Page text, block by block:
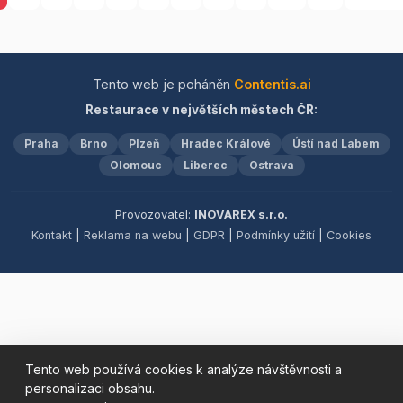
Tento web používá cookies k analýze návštěvnosti a
personalizaci obsahu.
chvíle strávené s blízkými.
přátelské a útulné
návštěvu!
Tento web je poháněn Contentis.ai
Restaurace v největších městech ČR:
Praha Brno Plzeň Hradec Králové
Ústí nad Labem
Olomouc
Liberec Ostrava
Provozovatel: INOVAREX s.r.o.
Kontakt
Reklama na webu GDPR Podmínky užití Cookies